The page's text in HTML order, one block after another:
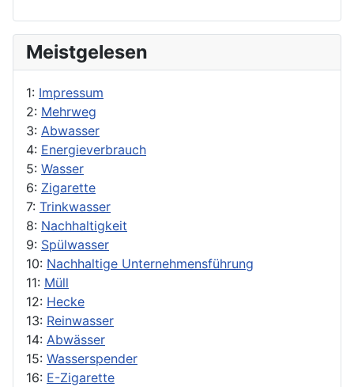
Meistgelesen
1: Impressum
2: Mehrweg
3: Abwasser
4: Energieverbrauch
5: Wasser
6: Zigarette
7: Trinkwasser
8: Nachhaltigkeit
9: Spülwasser
10: Nachhaltige Unternehmensführung
11: Müll
12: Hecke
13: Reinwasser
14: Abwässer
15: Wasserspender
16: E-Zigarette